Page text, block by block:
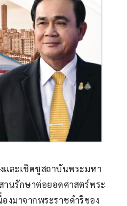
และเชิดชูสถาบันพระมหา
านรักษาต่อยอดศาสตร์พระ
งมาจากพระราชดำริของ